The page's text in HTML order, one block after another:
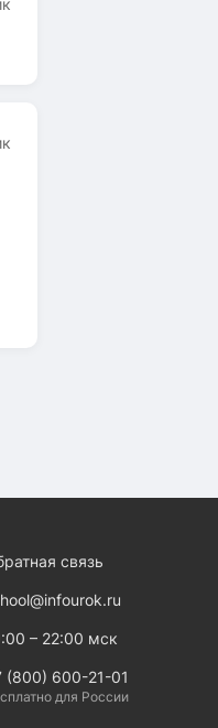
связь
– 22:00 мск
(800) 600-21-01
для России